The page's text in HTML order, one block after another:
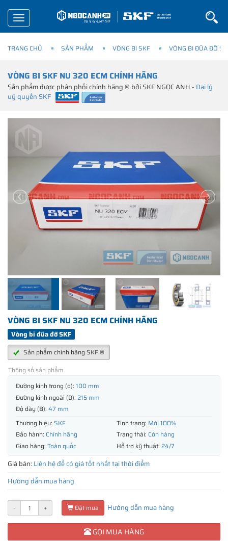
Toggle
navigation
TRANG CHỦ SẢN PHẨM VÒNG BI SKF VÒNG BI ĐŨA ĐỠ
VÒNG BI SKF NU 320 ECM CHÍNH HÃNG
Sản phẩm được phân phối chính hãng ® bởi SKF NGỌC ANH -Đại lý
uỷ quyền SKF
VÒNG BI SKF NU 320 ECM CHÍNH HÃNG
Vòng bi đũa đỡ SKF
Sản phẩm chính hãng SKF ®
Thông số sản phẩm
Đường kính trong (d): 100 mm
Đường kính ngoài (D): 215 mm
Độ dày (B): 47 mm
Thương hiệu: SKF Tình trạng: Mới 100%
Bảo hành: Chính hãng Trạng thái: Còn hàng
Giao hàng: Toàn quốc Hỗ trợ kỹ thuật: 24/7
Giá bán: Liên hệ để có giá tốt nhất tại thời điểm
Hướng dẫn mua hàng
- + Đặt mua Hướng dẫn mua hàng
GỌI MUA HÀNG